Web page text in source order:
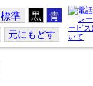
標準 黒 青
元にもどす